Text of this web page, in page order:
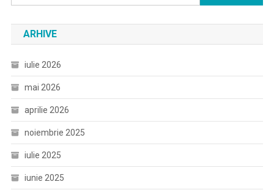
după:
ARHIVE
iulie 2026
mai 2026
aprilie 2026
noiembrie 2025
iulie 2025
iunie 2025